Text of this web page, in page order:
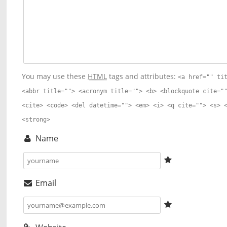
You may use these HTML tags and attributes:<a href=""
<abbr title=""> <acronym title=""> <b> <blockquote
<cite> <code> <del datetime=""> <em> <i> <q cite=""> <s>
<strong>
Name
Email